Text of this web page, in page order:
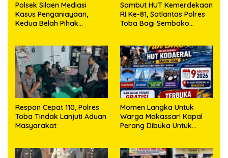
Polsek Silaen Mediasi
Kasus Penganiayaan,
Kedua Belah Pihak
Sambut HUT Kemerdekaan
RI Ke-81, Satlantas Polres
Toba Bagi Sembako
Respon Cepat 110, Polres
Toba Tindak Lanjuti Aduan
Masyarakat
Momen Langka Untuk
Warga Makassar! Kapal
Perang Dibuka Untuk